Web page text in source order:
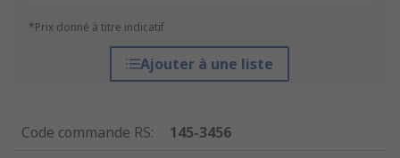
*Prix donné à titre indicatif
Ajouter à une liste
Code commande RS:
145-3456